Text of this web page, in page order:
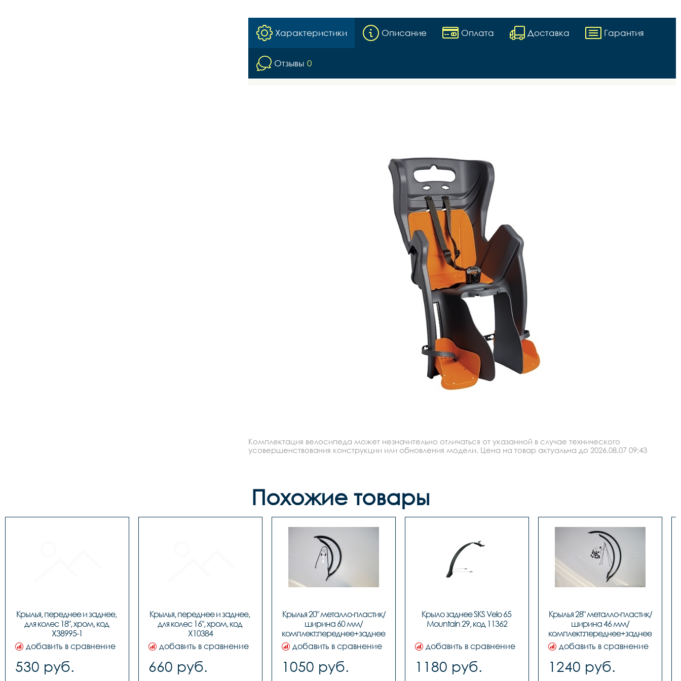
Характеристики Описание Оплата Доставка Гарантия
Отзывы 0
Комплектация велосипеда может незначительно отличаться от указанной в случае технического
усовершенствования конструкции или обновления модели. Цена на товар актуальна до 2026.08.07 09:43
Похожие товары
Крылья, переднее и заднее,
для колес 18", хром, код
Х38995-1
добавить в сравнение
530 руб.
Крылья, переднее и заднее,
для колес 16", хром, код
Х10384
добавить в сравнение
660 руб.
Крылья 20" металло-пластик/
ширина 60 мм/
комплект:переднее+заднее/BLACK,
код 97105
добавить в сравнение
1050 руб.
Крыло заднее SKS Velo 65
Mountain 29, код 11362
добавить в сравнение
1180 руб.
Крылья 28" металло-пластик/
ширина 46 мм/
комплект:переднее+заднее/BLACK,
код 97106
добавить в сравнение
1240 руб.